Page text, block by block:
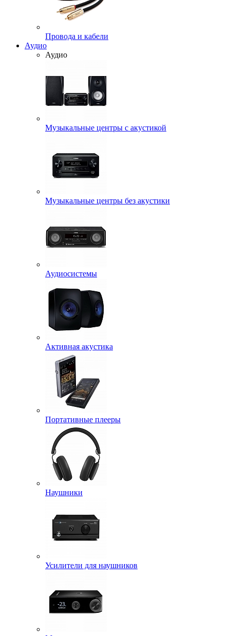
Провода и кабели
Аудио
Аудио
Музыкальные центры с акустикой
Музыкальные центры без акустики
Аудиосистемы
Активная акустика
Портативные плееры
Наушники
Усилители для наушников